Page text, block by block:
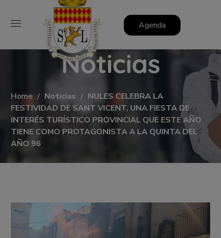
Agenda
Noticias
Home Noticias
NULES CELEBRA LA
FESTIVIDAD DE SANT VICENT, UNA FIESTA DE
INTERÉS TURÍSTICO PROVINCIAL QUE ESTE AÑO
TIENE COMO PROTAGONISTA A LA QUINTA DEL
AÑO 96